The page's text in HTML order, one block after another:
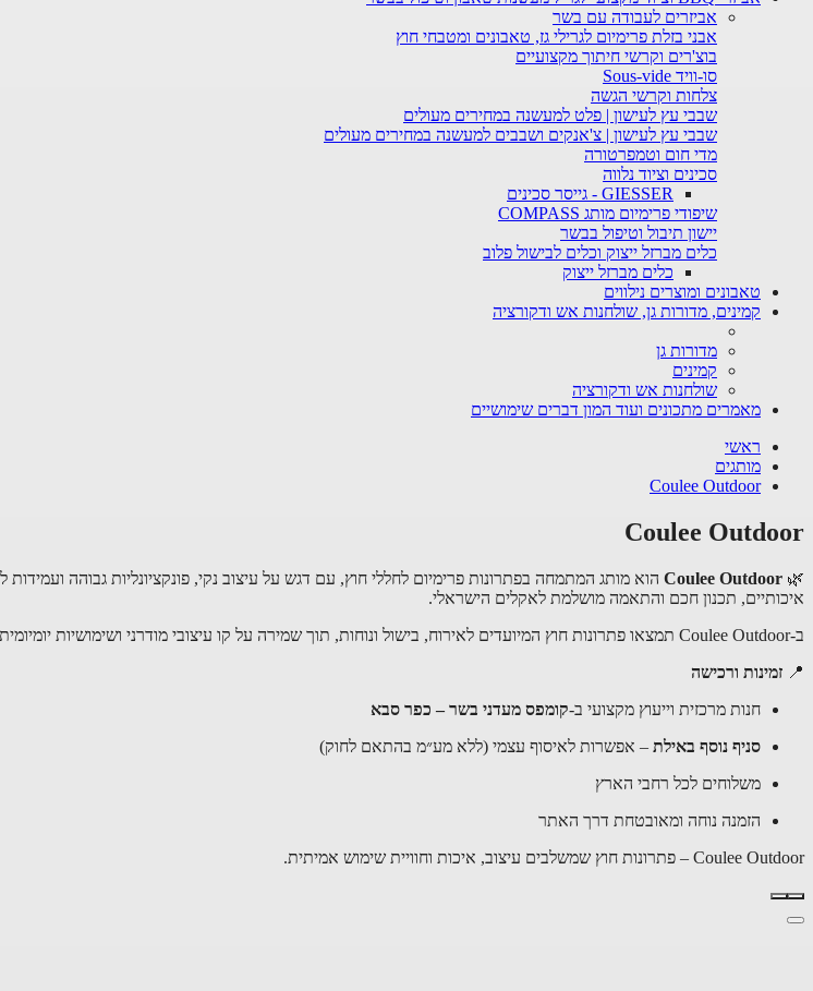
אביזרים לעבודה עם בשר
אבני בזלת פרימיום לגרילי גז, טאבונים ומטבחי חוץ
בוצ'רים וקרשי חיתוך מקצועיים
סו-וויד Sous-vide
צלחות וקרשי הגשה
שבבי עץ לעישון | פלט למעשנה במחירים מעולים
שבבי עץ לעישון | צ'אנקים ושבבים למעשנה במחירים מעולים
מדי חום וטמפרטורה
סכינים וציוד נלווה
GIESSER - גייסר סכינים
שיפודי פרימיום מותג COMPASS
יישון תיבול וטיפול בבשר
כלים מברזל ייצוק וכלים לבישול פלוב
כלים מברזל ייצוק
טאבונים ומוצרים נילווים
קמינים, מדורות גן, שולחנות אש ודקורציה
מדורות גן
קמינים
שולחנות אש ודקורציה
מאמרים מתכונים ועוד המון דברים שימושיים
ראשי
מותגים
Coulee Outdoor
Coulee Outdoor
🌿
Coulee Outdoor הוא מותג המתמחה בפתרונות פרימיום לחללי חוץ, עם דגש על עיצוב נקי, פונקציונליות גבוהה
איכותיים, תכנון חכם והתאמה מושלמת לאקלים הישראלי.
ב-Coulee Outdoor תמצאו פתרונות חוץ המיועדים לאירוח, בישול ונוחות, תוך שמירה על קו עיצובי מודרני ושימושיות יומיומית. המותג מתאים למי שמחפש לשדרג את חוויית החוץ עם מוצרים אמינים, אסתטיים ועמידים.
📍 זמינות ורכישה
חנות מרכזית וייעוץ מקצועי ב-קומפס מעדני בשר – כפר סבא
סניף נוסף באילת – אפשרות לאיסוף עצמי (ללא מע״מ בהתאם לחוק)
משלוחים לכל רחבי הארץ
הזמנה נוחה ומאובטחת דרך האתר
Coulee Outdoor – פתרונות חוץ שמשלבים עיצוב, איכות וחוויית שימוש אמיתית.